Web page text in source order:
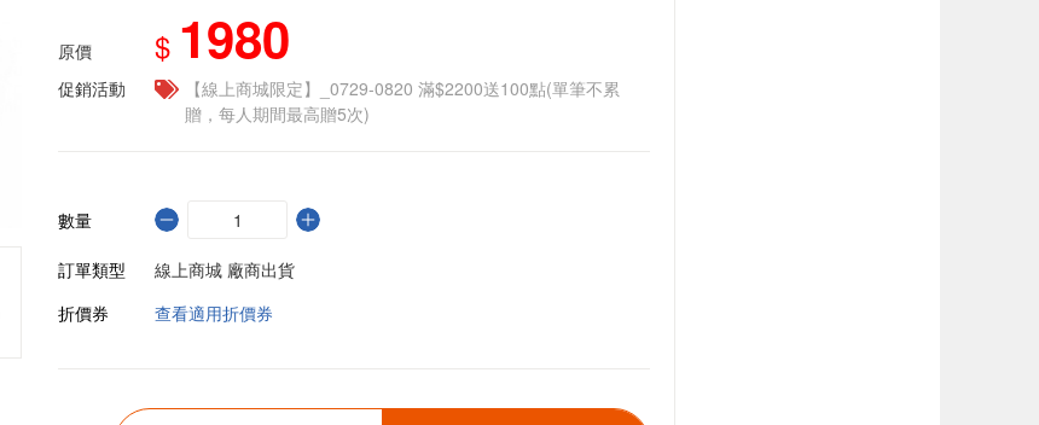
原價 $ 1980
促銷活動
【線上商城限定】_0729-0820 滿$2200送100點(單筆不累
贈，每人期間最高贈5次)
數量
訂單類型
線上商城 廠商出貨
折價券
查看適用折價券